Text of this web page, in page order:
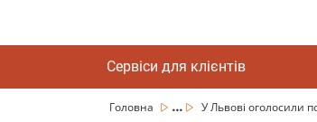
Сервіси для клієнтів
Головна ... У Львові оголосили